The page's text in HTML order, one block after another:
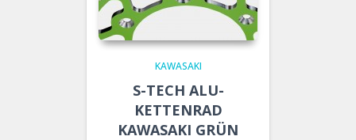
KAWASAKI
S-TECH ALU-
KETTENRAD
KAWASAKI GRÜN